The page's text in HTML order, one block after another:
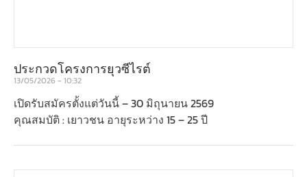
ประกวดโครงการยุวซีไรต์
13/05/2026 10:32
เปิดรับสมัครตั้งแต่วันนี้ – 30 มิถุนายน 2569
คุณสมบัติ : เยาวชน อายุระหว่าง 15 – 25 ปี